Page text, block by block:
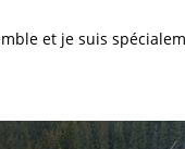
et je suis